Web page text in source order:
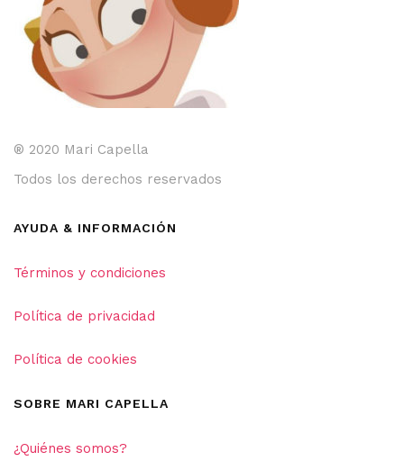
producto
® 2020 Mari Capella
Todos los derechos reservados
AYUDA & INFORMACIÓN
Términos y condiciones
Política de privacidad
Política de cookies
SOBRE MARI CAPELLA
¿Quiénes somos?